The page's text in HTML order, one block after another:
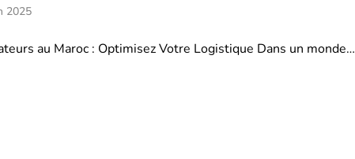
2025
au Maroc : Optimisez Votre Logistique Dans un monde…